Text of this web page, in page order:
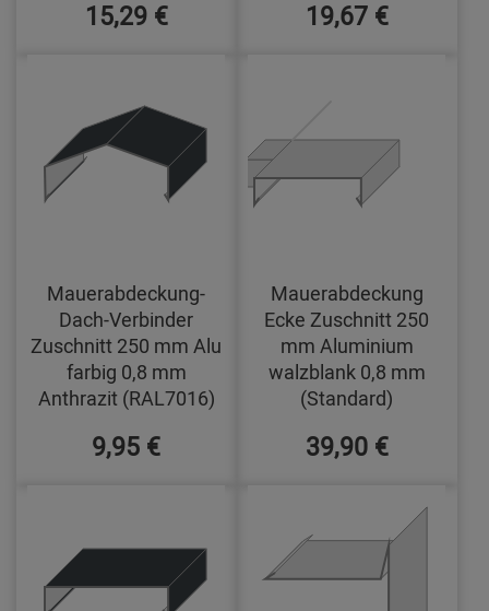
15,29 € 19,67 €
Mauerabdeckung-
Dach-Verbinder
Zuschnitt 250 mm Alu
farbig 0,8 mm
Anthrazit (RAL7016)
9,95 €
Mauerabdeckung
Ecke Zuschnitt 250
mm Aluminium
walzblank 0,8 mm
(Standard)
39,90 €